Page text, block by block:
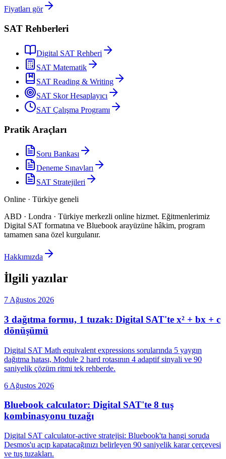
Fiyatları gör
SAT Rehberleri
Digital SAT Rehberi
SAT Matematik
SAT Reading & Writing
SAT Skor Hesaplayıcı
SAT Çalışma Programı
Pratik Araçları
Soru Bankası
Deneme Sınavları
SAT Stratejileri
Online · Türkiye geneli
ABD · Londra · Türkiye merkezli online hizmet. Eğitmenlerimiz
Digital SAT formatına ve Bluebook arayüzüne hâkim, program
tamamen sana özel kurgulanır.
Hakkımızda
İlgili yazılar
7 Ağustos 2026
3 dağıtma formu, 1 tuzak: Digital SAT'te x² + bx + c
dönüşümü
Digital SAT Math equivalent expressions sorularında 5 yaygın
dağıtma hatası, Module 2 hard rotasının 4 adaptif sinyali ve 90
saniyelik çözüm ritmi tek rehberde.
6 Ağustos 2026
Bluebook calculator: Digital SAT'te 8 tuş
kombinasyonu tuzağı
Digital SAT calculator-active stratejisi: Bluebook'ta hangi soruda
Desmos'u açıp kapatacağınızı belirleyen 90 saniyelik karar çerçevesi
ve tuş tuzakları.